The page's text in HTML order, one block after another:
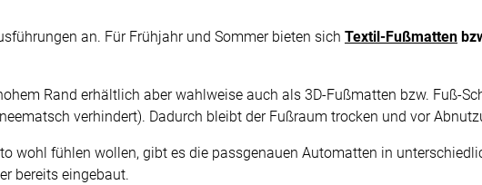
an. Für Frühjahr und Sommer bieten sich Textil-Fußmatten
Rand erhältlich aber wahlweise auch als 3D-Fußmatten bzw. Fuß-
verhindert). Dadurch bleibt der Fußraum trocken und vor
wohl fühlen wollen, gibt es die passgenauen Automatten in
bereits eingebaut.